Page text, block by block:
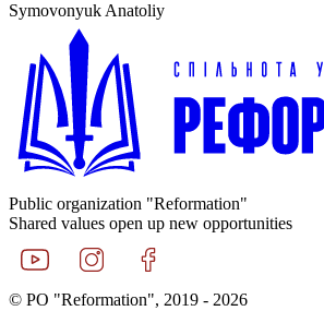
Symovonyuk Anatoliy
Public organization "Reformation"
Shared values open up new opportunities
© PO "Reformation", 2019 - 2026